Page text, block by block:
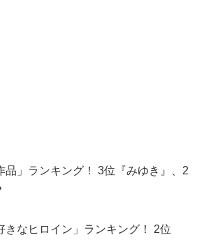
品」ランキング！ 3位『みゆき』、2
きなヒロイン」ランキング！ 2位